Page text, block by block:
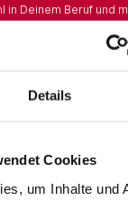
Details
Cookies
um Inhalte und
in Deinem Beruf und